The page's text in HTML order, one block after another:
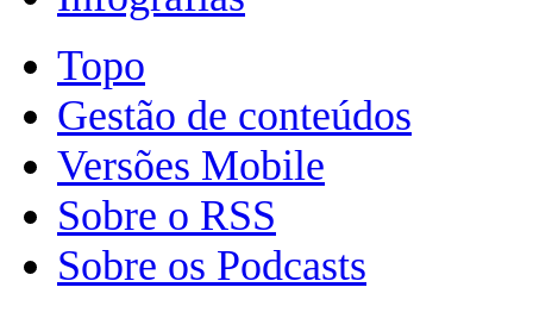
Topo
Gestão de conteúdos
Versões Mobile
Sobre o RSS
Sobre os Podcasts